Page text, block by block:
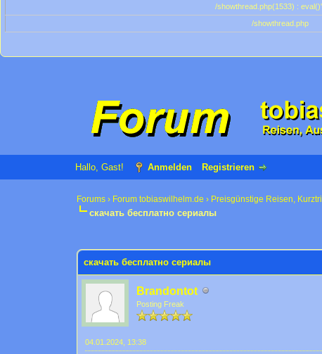
/showthread.php(1533) :
/showthread.php
Hallo, Gast! Anmelden Registrieren
Forums › Forum tobiaswilhelm.de › Preisgünstige Reisen,
скачать бесплатно сериалы
скачать бесплатно сериалы
Brandontot
Posting Freak
04.01.2024, 13:38